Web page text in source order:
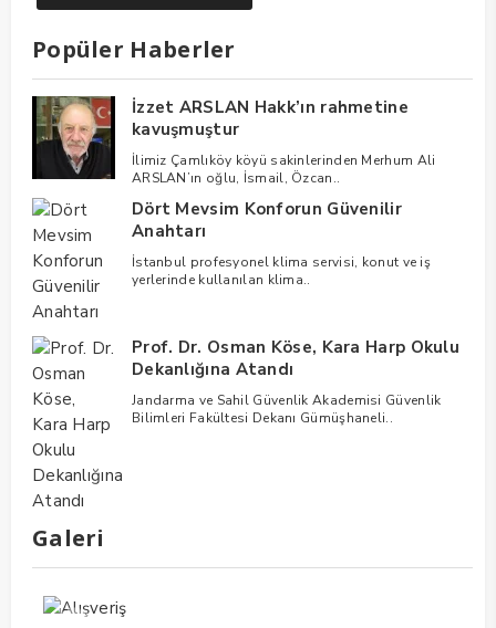
Popüler Haberler
İzzet ARSLAN Hakk’ın rahmetine
kavuşmuştur
İlimiz Çamlıköy köyü sakinlerinden Merhum Ali
ARSLAN’ın oğlu, İsmail, Özcan..
Dört Mevsim Konforun Güvenilir
Anahtarı
İstanbul profesyonel klima servisi, konut ve iş
yerlerinde kullanılan klima..
Prof. Dr. Osman Köse, Kara Harp Okulu
Dekanlığına Atandı
Jandarma ve Sahil Güvenlik Akademisi Güvenlik
Bilimleri Fakültesi Dekanı Gümüşhaneli..
Galeri